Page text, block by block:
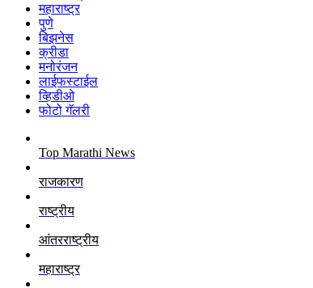
महाराष्ट्र
पुणे
बिझनेस
क्रीडा
मनोरंजन
लाईफस्टाईल
व्हिडीओ
फोटो गॅलरी
Top Marathi News
राजकारण
राष्ट्रीय
आंतरराष्ट्रीय
महाराष्ट्र